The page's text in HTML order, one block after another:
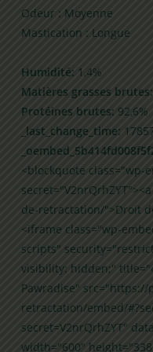
Odeur : Moyenne
Mastication : Longue
Humidité: 1,4%
Matières grasses brutes:
Protéines brutes: 92,6%
_last_change_time:
<blockquote class="wp-
de-retractation/">Droit
<iframe class="wp-
scripts"
visibility: hidden;"
Pawradise"
retractation/embed/
secret=V2nrQrhZYT"
width="600"